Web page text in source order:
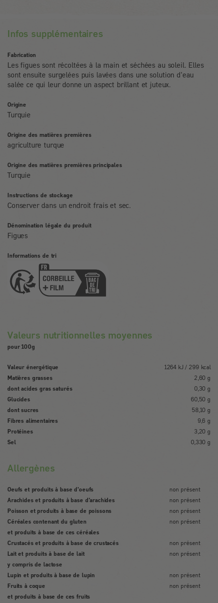
Infos supplémentaires
Fabrication
Les figues sont récoltées à la main et séchées au soleil. Elles
sont ensuite surgelées puis lavées dans une solution d'eau
salée ce qui leur donne un aspect brillant et juteux.
Origine
Turquie
Origine des matières premières
agriculture turque
Origine des matières premières principales
Turquie
Instructions de stockage
Conserver dans un endroit frais et sec.
Dénomination légale du produit
Figues
Informations de tri
Valeurs nutritionnelles moyennes
pour 100g
Valeur énergétique
1264 kJ / 299 kcal
Matières grasses
2,60 g
dont acides gras saturés
0,30 g
Glucides
60,50 g
dont sucres
58,10 g
Fibres alimentaires
9,6 g
Protéines
3,20 g
Sel
0,330 g
Allergènes
Oeufs et produits à base d'oeufs
non présent
Arachides et produits à base d'arachides
non présent
Poisson et produits à base de poissons
non présent
Céréales contenant du gluten
et produits à base de ces céréales
non présent
Crustacés et produits à base de crustacés
non présent
Lait et produits à base de lait
y compris de lactose
non présent
Lupin et produits à base de lupin
non présent
Fruits à coque
et produits à base de ces fruits
non présent